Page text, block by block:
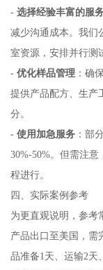
- 选择经验丰富的服
减少沟通成本。我们
室资源，安排并行测
- 优化样品管理：确
提供产品配方、生产
分。
- 使用加急服务：部
30%-50%。但需注
程进行。
四、实际案例参考
为更直观说明，参考
产品出口至美国，需
品准备1天、运输2天